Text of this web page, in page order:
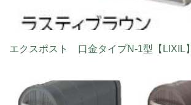
エクスポスト 口金タイプN-1型【LIXIL】